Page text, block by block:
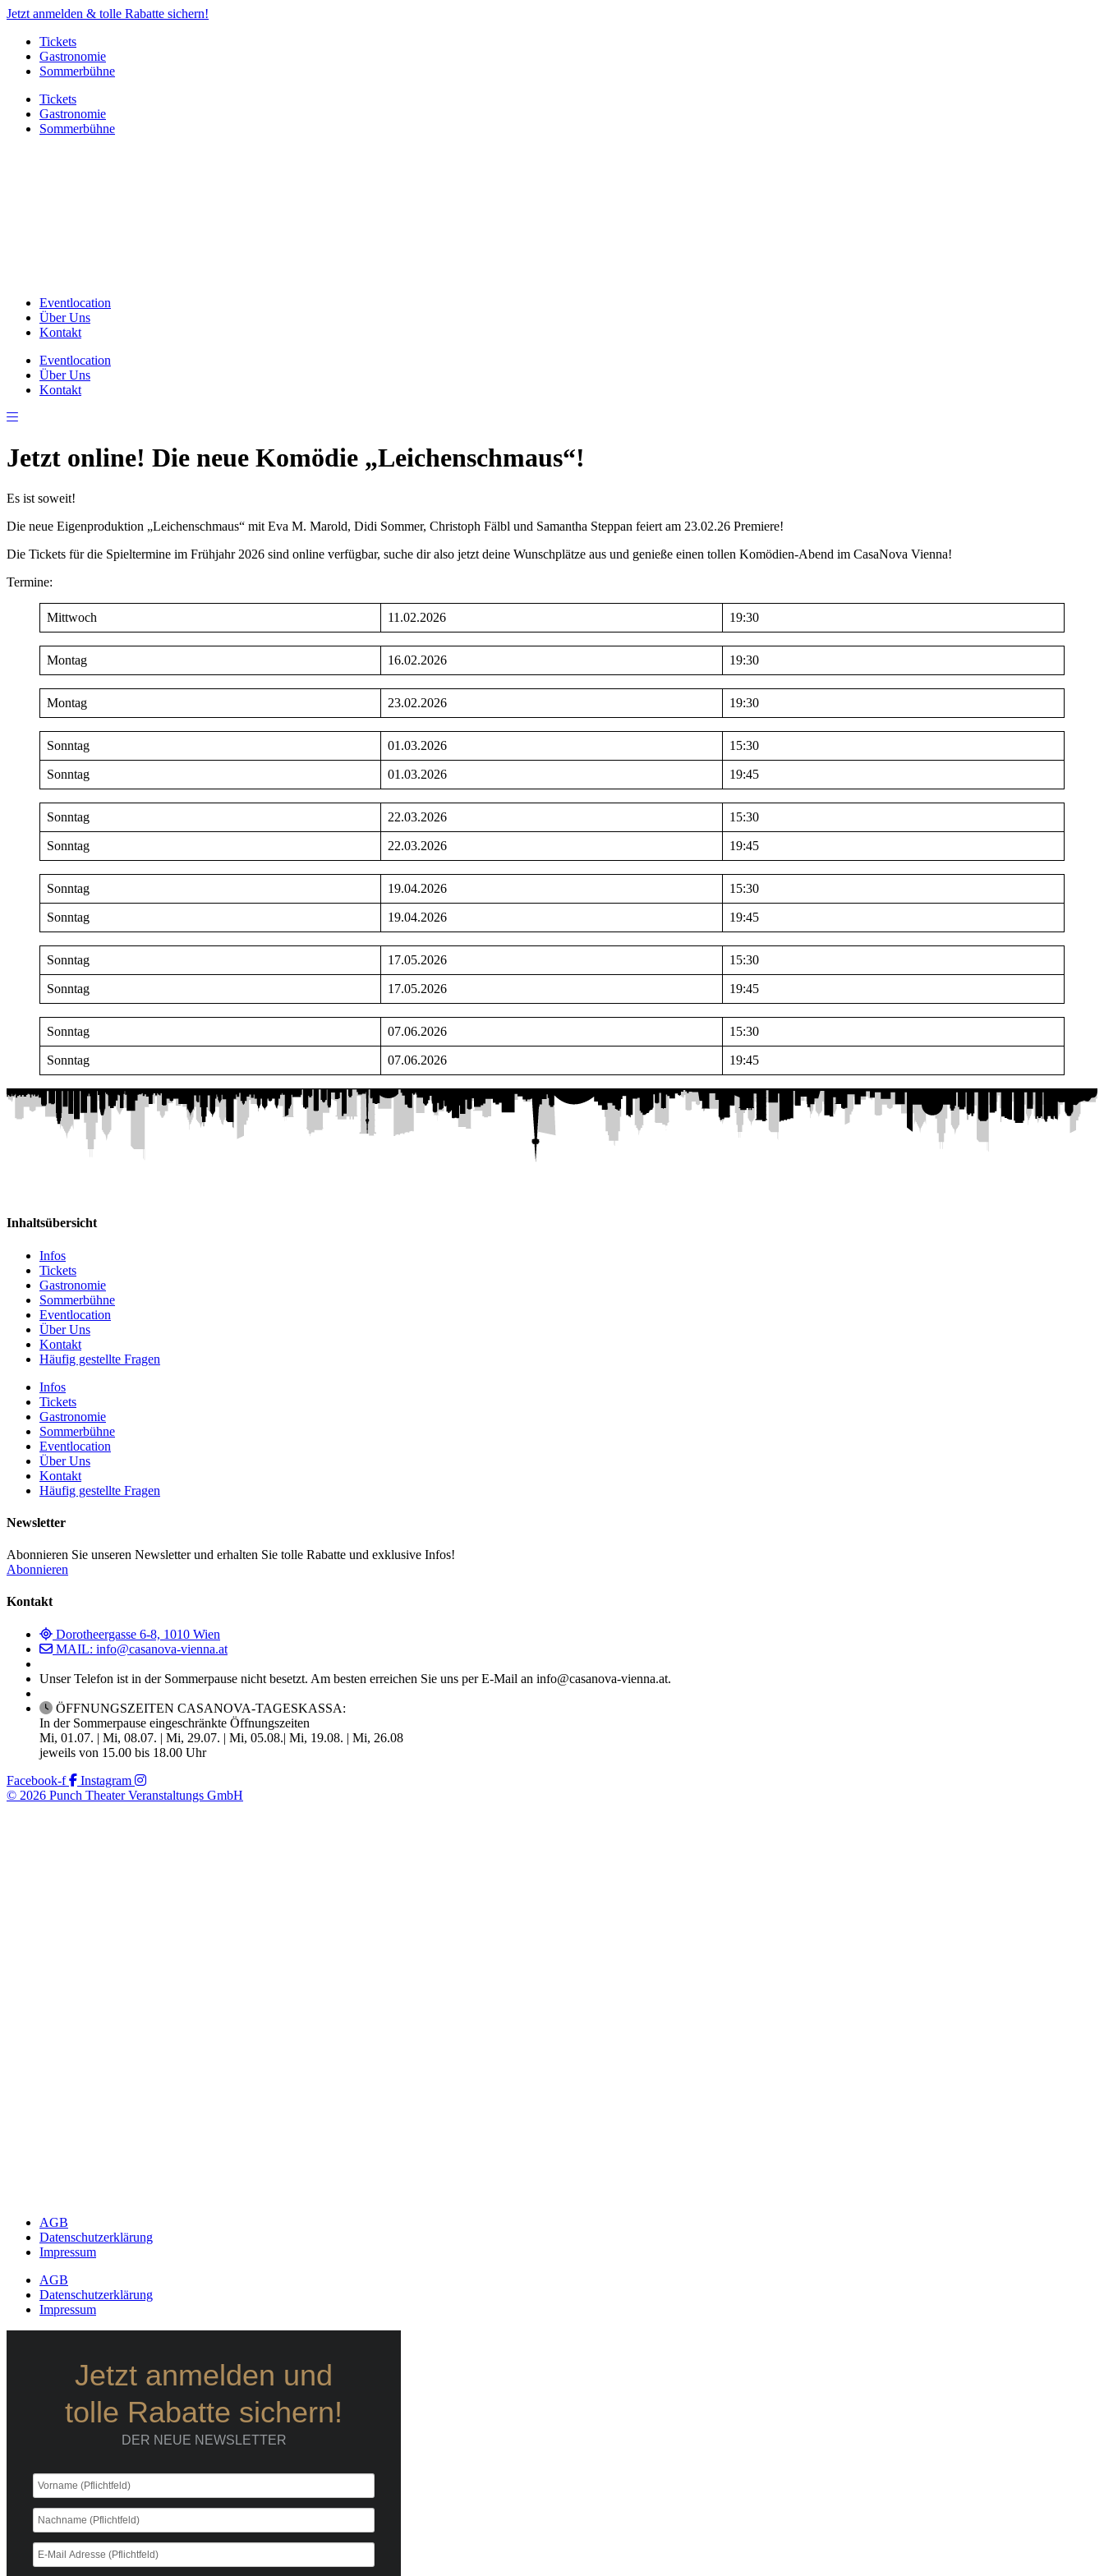
Jetzt anmelden & tolle Rabatte sichern!
Tickets
Gastronomie
Sommerbühne
Tickets
Gastronomie
Sommerbühne
Eventlocation
Über Uns
Kontakt
Eventlocation
Über Uns
Kontakt
Jetzt online! Die neue Komödie „Leichenschmaus“!
Es ist soweit!
Die neue Eigenproduktion „Leichenschmaus“ mit Eva M. Marold, Didi Sommer, Christoph Fälbl und Samantha Steppan feiert am 23.02.26 Premiere!
Die Tickets für die Spieltermine im Frühjahr 2026 sind online verfügbar, suche dir also jetzt deine Wunschplätze aus und genieße einen tollen Komödien-Abend im CasaNova Vienna!
Termine:
Mittwoch 11.02.2026 19:30
Montag 16.02.2026 19:30
Montag 23.02.2026 19:30
Sonntag 01.03.2026 15:30
Sonntag 01.03.2026 19:45
Sonntag 22.03.2026 15:30
Sonntag 22.03.2026 19:45
Sonntag 19.04.2026 15:30
Sonntag 19.04.2026 19:45
Sonntag 17.05.2026 15:30
Sonntag 17.05.2026 19:45
Sonntag 07.06.2026 15:30
Sonntag 07.06.2026 19:45
Inhaltsübersicht
Infos
Tickets
Gastronomie
Sommerbühne
Eventlocation
Über Uns
Kontakt
Häufig gestellte Fragen
Infos
Tickets
Gastronomie
Sommerbühne
Eventlocation
Über Uns
Kontakt
Häufig gestellte Fragen
Newsletter
Abonnieren Sie unseren Newsletter und erhalten Sie tolle Rabatte und exklusive Infos!
Abonnieren
Kontakt
Dorotheergasse 6-8, 1010 Wien
MAIL: info@casanova-vienna.at
Unser Telefon ist in der Sommerpause nicht besetzt. Am besten erreichen Sie uns per E-Mail an info@casanova-vienna.at.
ÖFFNUNGSZEITEN CASANOVA-TAGESKASSA:
In der Sommerpause eingeschränkte Öffnungszeiten
Mi, 01.07. | Mi, 08.07. | Mi, 29.07. | Mi, 05.08.| Mi, 19.08. | Mi, 26.08
jeweils von 15.00 bis 18.00 Uhr
Facebook-f
Instagram
© 2026 Punch Theater Veranstaltungs GmbH
AGB
Datenschutzerklärung
Impressum
AGB
Datenschutzerklärung
Impressum
Jetzt anmelden und
tolle Rabatte sichern!
DER NEUE NEWSLETTER